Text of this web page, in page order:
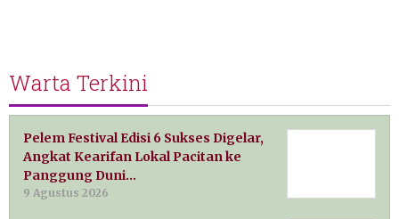
Warta Terkini
Pelem Festival Edisi 6 Sukses Digelar,
Angkat Kearifan Lokal Pacitan ke
Panggung Duni…
9 Agustus 2026